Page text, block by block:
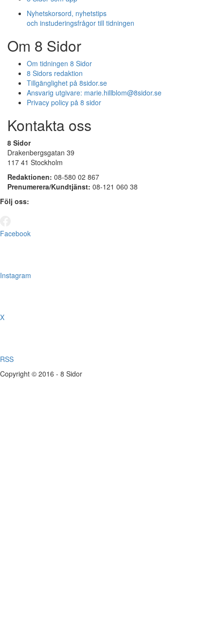
Nyhetskorsord, nyhetstips
och instuderingsfrågor till tidningen
Om 8 Sidor
Om tidningen 8 Sidor
8 Sidors redaktion
Tillgänglighet på 8sidor.se
Ansvarig utgivare: marie.hillblom@8sidor.se
Privacy policy på 8 sidor
Kontakta oss
8 Sidor
Drakenbergsgatan 39
117 41 Stockholm
Redaktionen: 08-580 02 867
Prenumerera/Kundtjänst: 08-121 060 38
Följ oss:
Facebook
Instagram
X
RSS
Copyright © 2016 - 8 Sidor